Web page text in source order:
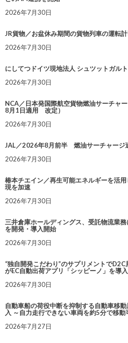
2026年7月30日
JR貨物／お盆休み期間の貨物列車の運転
2026年7月30日
にしてつドイツ現地法人 シュツットガル
2026年7月30日
NCA／日本発国際航空貨物燃油サーチャ
8月1日適用 改定）
2026年7月30日
JAL／2026年8月前半 燃油サーチャージ
2026年7月30日
椿本チエイン／再生可能エネルギーを活
現を加速
2026年7月30日
三井倉庫ホールディングス、受託物流業務
を開発・導入開始
2026年7月30日
“独自開発こだわり”のサプリメントでD2C
がEC自動出荷アプリ「シッピーノ」を導入
2026年7月30日
自動車船の荷役中断を抑制する自動車移
入 ～自力走行できない車両を約5分で移動
2026年7月27日